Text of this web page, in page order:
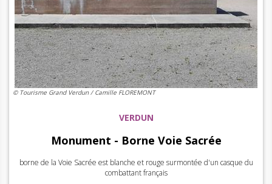
© Tourisme Grand Verdun / Camille FLOREMONT
VERDUN
Monument - Borne Voie Sacrée
borne de la Voie Sacrée est blanche et rouge surmontée d'un casque du
combattant français